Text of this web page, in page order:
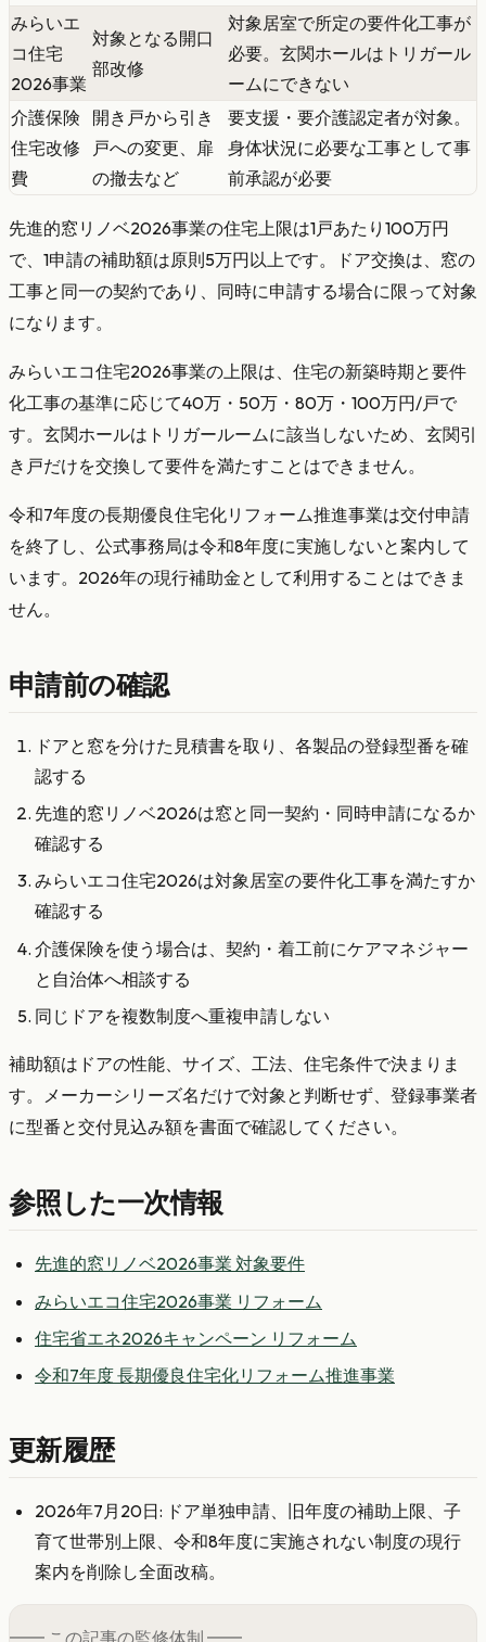
みらいエ
コ住宅
2026事業
対象となる開口
部改修
対象居室で所定の要件化工事が
必要。玄関ホールはトリガール
ームにできない
介護保険
住宅改修
費
開き戸から引き
戸への変更、扉
の撤去など
要支援・要介護認定者が対象。
身体状況に必要な工事として事
前承認が必要
先進的窓リノベ2026事業の住宅上限は1戸あたり100万円
で、1申請の補助額は原則5万円以上です。ドア交換は、窓の
工事と同一の契約であり、同時に申請する場合に限って対象
になります。
みらいエコ住宅2026事業の上限は、住宅の新築時期と要件
化工事の基準に応じて40万・50万・80万・100万円/戸で
す。玄関ホールはトリガールームに該当しないため、玄関引
き戸だけを交換して要件を満たすことはできません。
令和7年度の長期優良住宅化リフォーム推進事業は交付申請
を終了し、公式事務局は令和8年度に実施しないと案内して
います。2026年の現行補助金として利用することはできま
せん。
申請前の確認
ドアと窓を分けた見積書を取り、各製品の登録型番を確
認する
先進的窓リノベ2026は窓と同一契約・同時申請になるか
確認する
みらいエコ住宅2026は対象居室の要件化工事を満たすか
確認する
介護保険を使う場合は、契約・着工前にケアマネジャー
と自治体へ相談する
同じドアを複数制度へ重複申請しない
補助額はドアの性能、サイズ、工法、住宅条件で決まりま
す。メーカーシリーズ名だけで対象と判断せず、登録事業者
に型番と交付見込み額を書面で確認してください。
参照した一次情報
先進的窓リノベ2026事業 対象要件
みらいエコ住宅2026事業 リフォーム
住宅省エネ2026キャンペーン リフォーム
令和7年度 長期優良住宅化リフォーム推進事業
更新履歴
2026年7月20日: ドア単独申請、旧年度の補助上限、子
育て世帯別上限、令和8年度に実施されない制度の現行
案内を削除し全面改稿。